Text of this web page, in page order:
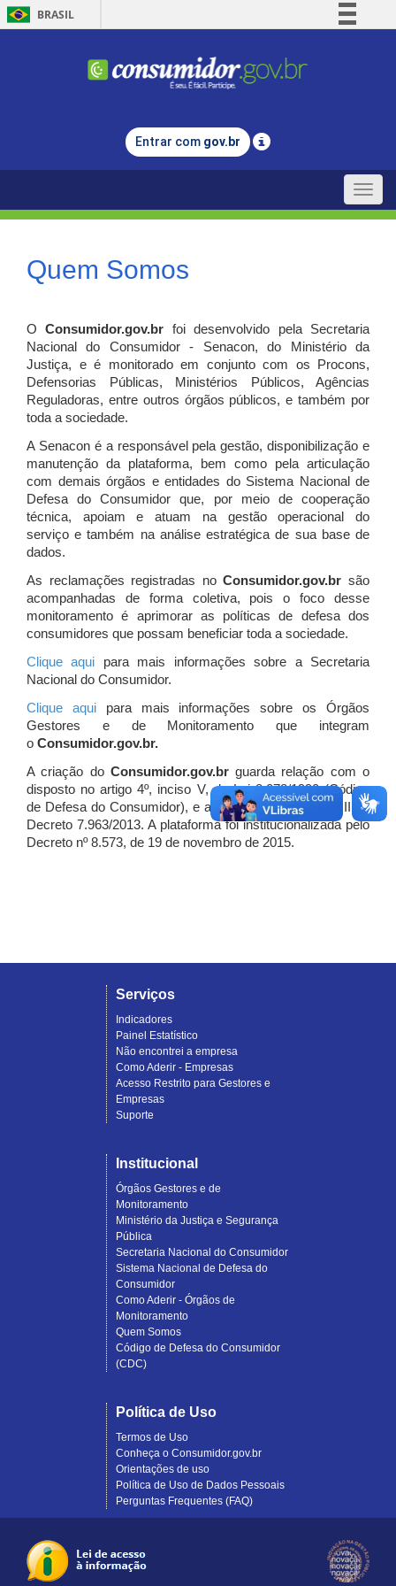
BRASIL
Comunica BR
Legislação
Entrar com gov.br
Toggle
Quem Somos
OConsumidor.gov.br
foi desenvolvido pela Secretaria
Nacional do Consumidor - Senacon, do Ministério da
Justiça, e é monitorado em conjunto com os Procons,
Defensorias Públicas, Ministérios Públicos, Agências
Reguladoras, entre outros órgãos públicos, e também por
toda a sociedade.
A Senacon é a responsável pela gestão, disponibilização e
manutenção da plataforma, bem como pela articulação
com demais órgãos e entidades do Sistema Nacional de
Defesa do Consumidor que, por meio de cooperação
técnica, apoiam e atuam na gestão operacional do
serviço e também na análise estratégica de sua base de
dados.
As reclamações registradas noConsumidor.gov.br são
acompanhadas de forma coletiva, pois o foco desse
monitoramento é aprimorar as políticas de defesa dos
consumidores que possam beneficiar toda a sociedade.
Clique aqui para mais informações sobre a Secretaria
Nacional do Consumidor.
Clique aquipara mais informações sobre os Órgãos
Gestores e de Monitoramento que integram
o Consumidor.gov.br.
A criação do Consumidor.gov.brguarda relação com o
disposto no artigo 4º, inciso V, da Lei 8.078/1990 (Código
de Defesa do Consumidor), e artigo 7º, incisos I, II e III do
Decreto 7.963/2013. A plataforma foi institucionalizada pelo
Decreto nº 8.573, de 19 de novembro de 2015.
Serviços
Indicadores
Painel Estatístico
Não encontrei a empresa
Como Aderir - Empresas
Acesso Restrito para Gestores e
Empresas
Suporte
Institucional
Órgãos Gestores e de
Monitoramento
Ministério da Justiça e Segurança
Pública
Secretaria Nacional do Consumidor
Sistema Nacional de Defesa do
Consumidor
Como Aderir - Órgãos de
Monitoramento
Quem Somos
Código de Defesa do Consumidor
(CDC)
Política de Uso
Termos de Uso
Conheça o Consumidor.gov.br
Orientações de uso
Política de Uso de Dados Pessoais
Perguntas Frequentes (FAQ)